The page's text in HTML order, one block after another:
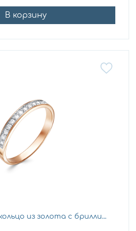
В корзину
из золота с брилли...